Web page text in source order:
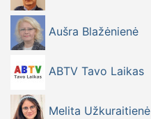
Aušra Blažėnienė
ABTV Tavo Laikas
Melita Užkuraitienė